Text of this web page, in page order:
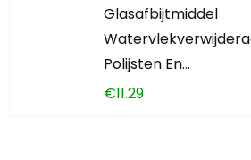
Glasafbijtmiddel
Polijsten En…
€11.29